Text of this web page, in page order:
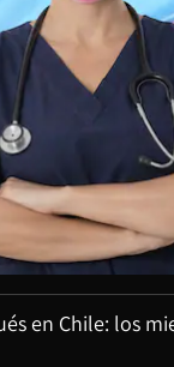
en Chile: los